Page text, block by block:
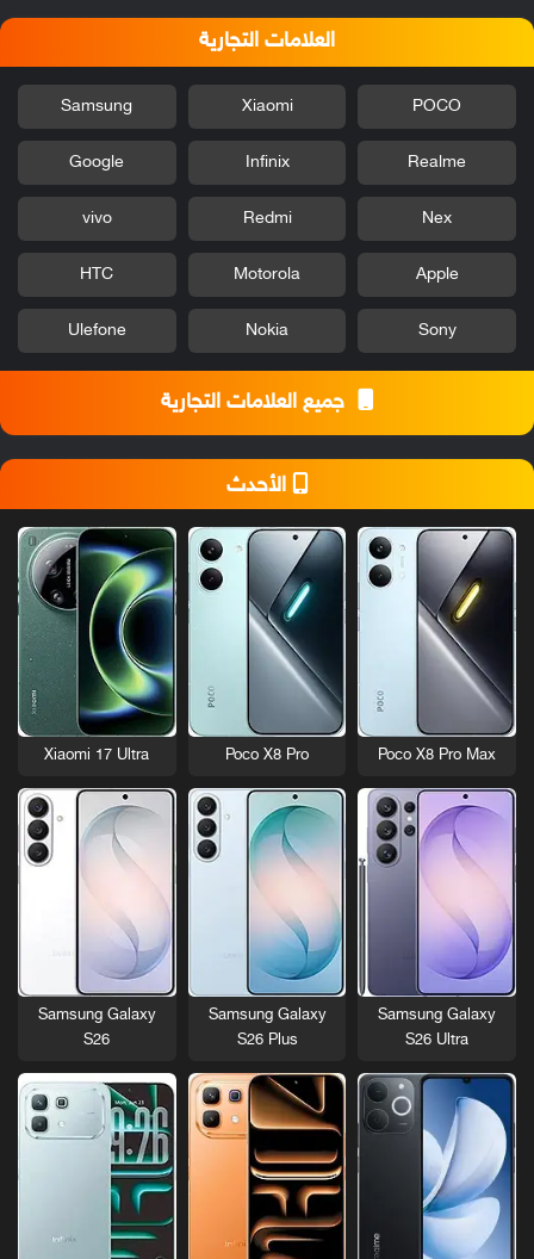
العلامات التجارية
POCO
Xiaomi
Samsung
Realme
Infinix
Google
Nex
Redmi
vivo
Apple
Motorola
HTC
Sony
Nokia
Ulefone
جميع العلامات التجارية
الأحدث
Poco X8 Pro Max
Poco X8 Pro
Xiaomi 17 Ultra
Samsung Galaxy
S26 Ultra
Samsung Galaxy
S26 Plus
Samsung Galaxy
S26